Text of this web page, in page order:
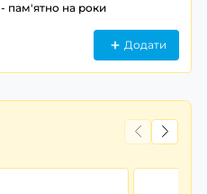
пам'ятно на роки
Додати